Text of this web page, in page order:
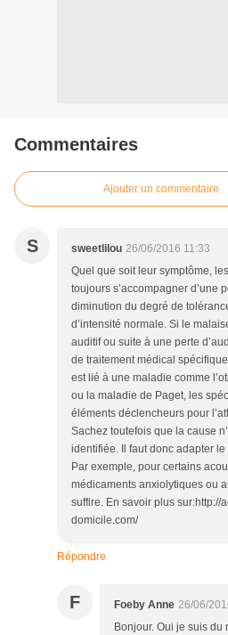
Commentaires
Ajouter un commentaire
S sweetlilou 26/06/2016 11:33
Quel que soit leur symptôme,
toujours s’accompagner d’une
diminution du degré de
d’intensité normale. Si le
auditif ou suite à une perte
de traitement médical
est lié à une maladie comme
ou la maladie de Paget, les
éléments déclencheurs pour
Sachez toutefois que la cause
identifiée. Il faut donc adapter
Par exemple, pour certains
médicaments anxiolytiques ou
suffire. En savoir plus sur:http://
domicile.com/
Répondre
F Foeby Anne 26/06/
Bonjour. Oui je suis